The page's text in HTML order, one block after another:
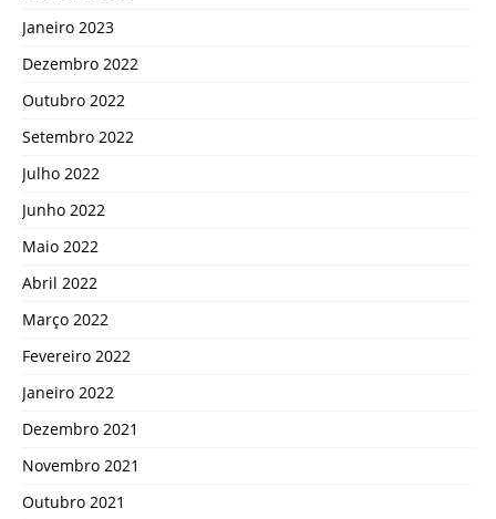
Janeiro 2023
Dezembro 2022
Outubro 2022
Setembro 2022
Julho 2022
Junho 2022
Maio 2022
Abril 2022
Março 2022
Fevereiro 2022
Janeiro 2022
Dezembro 2021
Novembro 2021
Outubro 2021